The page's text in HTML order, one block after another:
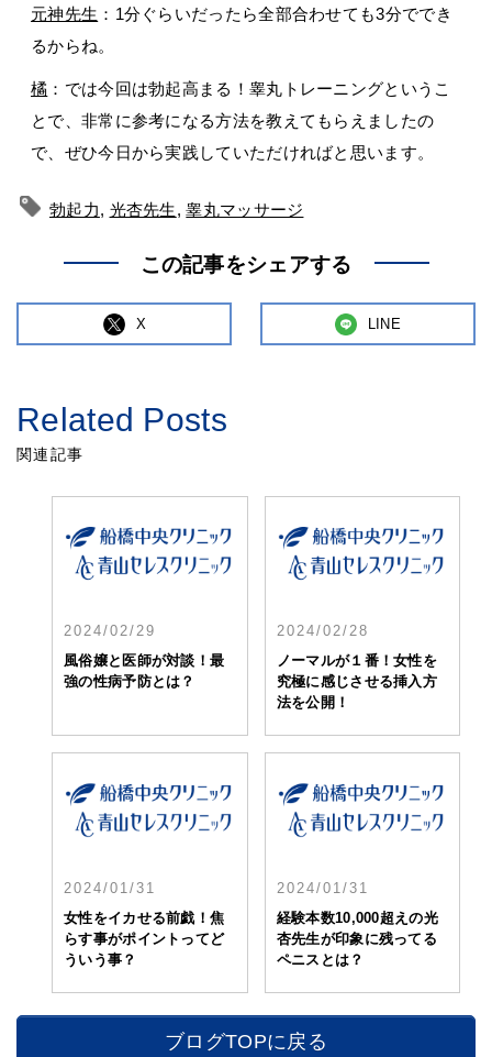
元神先生 ：1分ぐらいだったら全部合わせても3分ででき
るからね。
橘 ：では今回は勃起高まる！睾丸トレーニングというこ
とで、非常に参考になる方法を教えてもらえましたの
で、ぜひ今日から実践していただければと思います。
勃起力, 光杏先生,睾丸マッサージ
この記事をシェアする
X LINE
Related Posts
関連記事
2024/02/29
風俗嬢と医師が対談！最
強の性病予防とは？
2024/02/28
ノーマルが１番！女性を
究極に感じさせる挿入方
法を公開！
2024/01/31
女性をイカせる前戯！焦
らす事がポイントってど
ういう事？
2024/01/31
経験本数10,000超えの光
杏先生が印象に残ってる
ペニスとは？
ブログTOPに戻る